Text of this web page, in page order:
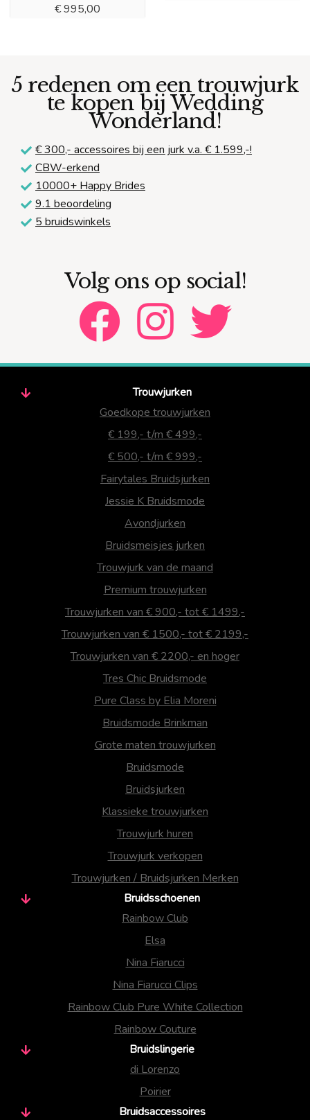
€995,00
5 redenen om een trouwjurk
te kopen bij Wedding
Wonderland!
€ 300,- accessoires bij een jurk v.a. € 1.599,-!
CBW-erkend
10000+ Happy Brides
9.1 beoordeling
5 bruidswinkels
Volg ons op social!
Trouwjurken
Goedkope trouwjurken
€ 199,- t/m € 499,-
€ 500,- t/m € 999,-
Fairytales Bruidsjurken
Jessie K Bruidsmode
Avondjurken
Bruidsmeisjes jurken
Trouwjurk van de maand
Premium trouwjurken
Trouwjurken van € 900,- tot € 1499,-
Trouwjurken van € 1500,- tot € 2199,-
Trouwjurken van € 2200,- en hoger
Tres Chic Bruidsmode
Pure Class by Elia Moreni
Bruidsmode Brinkman
Grote maten trouwjurken
Bruidsmode
Bruidsjurken
Klassieke trouwjurken
Trouwjurk huren
Trouwjurk verkopen
Trouwjurken / Bruidsjurken Merken
Bruidsschoenen
Rainbow Club
Elsa
Nina Fiarucci
Nina Fiarucci Clips
Rainbow Club Pure White Collection
Rainbow Couture
Bruidslingerie
di Lorenzo
Poirier
Bruidsaccessoires